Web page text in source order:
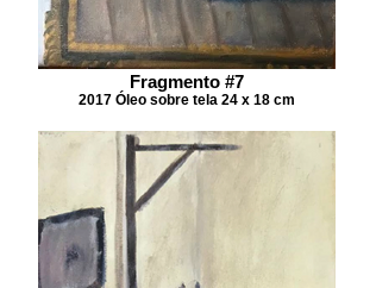
Fragmento #7
2017 Óleo sobre tela 24 x 18 cm